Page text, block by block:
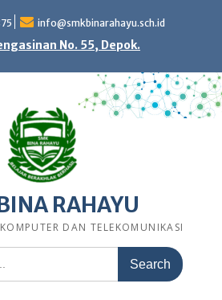
info@smkbinarahayu.sch.id
No. 55, Depok.
RAHAYU
DAN TELEKOMUNIKASI